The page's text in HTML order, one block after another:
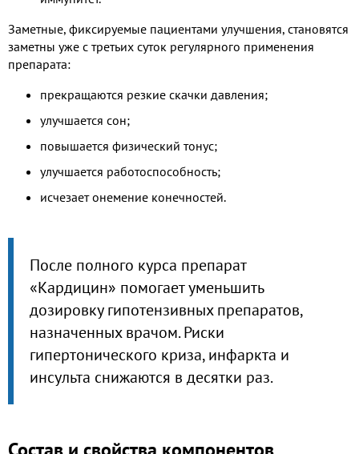
Заметные, фиксируемые пациентами улучшения, становятся
заметны уже с третьих суток регулярного применения
препарата:
прекращаются резкие скачки давления;
улучшается сон;
повышается физический тонус;
улучшается работоспособность;
исчезает онемение конечностей.
После полного курса препарат
«Кардицин» помогает уменьшить
дозировку гипотензивных препаратов,
назначенных врачом. Риски
гипертонического криза, инфаркта и
инсульта снижаются в десятки раз.